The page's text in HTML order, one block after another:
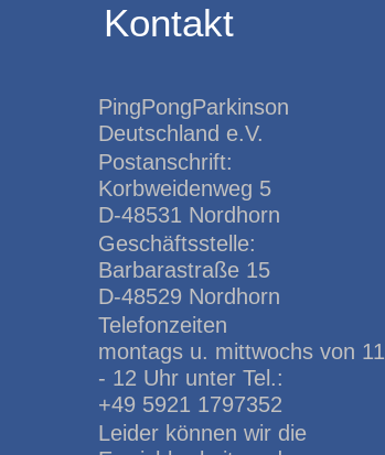
Kontakt
PingPongParkinson
Deutschland e.V.
Postanschrift:
Korbweidenweg 5
D-48531 Nordhorn
Geschäftsstelle:
Barbarastraße 15
D-48529 Nordhorn
Telefonzeiten
montags u. mittwochs von 11
- 12 Uhr unter Tel.:
+49 5921 1797352
Leider können wir die